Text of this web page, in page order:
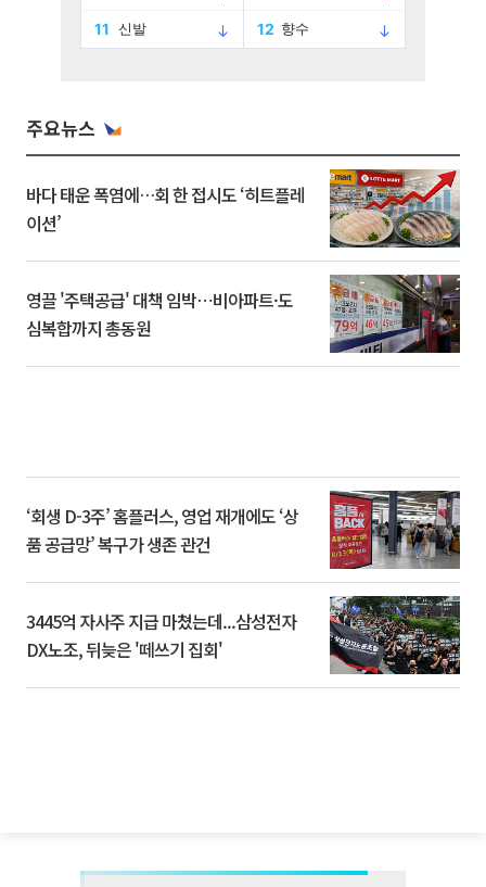
주요뉴스
바다 태운 폭염에…회 한 접시도 ‘히트플레
이션’
영끌 '주택공급' 대책 임박⋯비아파트·도
심복합까지 총동원
‘회생 D-3주’ 홈플러스, 영업 재개에도 ‘상
품 공급망’ 복구가 생존 관건
3445억 자사주 지급 마쳤는데...삼성전자
DX노조, 뒤늦은 '떼쓰기 집회'